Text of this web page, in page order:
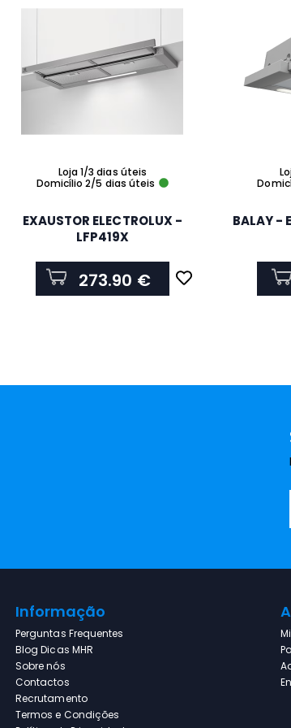
Loja 1/3 dias úteis
Domicílio 2/5 dias úteis
EXAUSTOR ELECTROLUX -
LFP419X
273.90 €
BALAY -
Informação
Perguntas Frequentes
Blog Dicas MHR
Sobre nós
Contactos
Recrutamento
Termos e Condições